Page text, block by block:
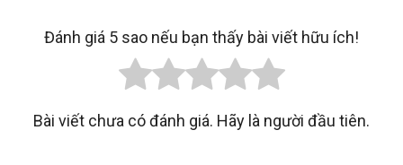
Đánh giá 5 sao nếu bạn thấy bài viết hữu ích!
Bài viết chưa có đánh giá. Hãy là người đầu tiên.